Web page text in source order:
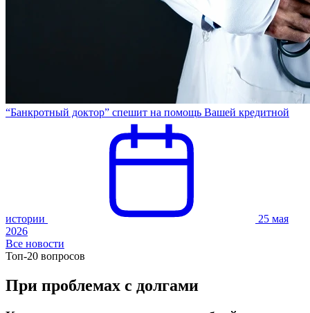
“Банкротный доктор” спешит на помощь Вашей кредитной
истории
25 мая
2026
Все новости
Топ-20 вопросов
При проблемах с долгами